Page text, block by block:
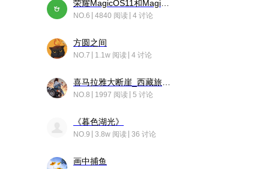
NO.6 4840 阅读 4 讨论
方圆之间
NO.7 1.1w 阅读 4 讨论
NO.8 1997 阅读 5 讨论
《暮色湖光》
NO.9 3.8w 阅读 36 讨论
画中捕鱼